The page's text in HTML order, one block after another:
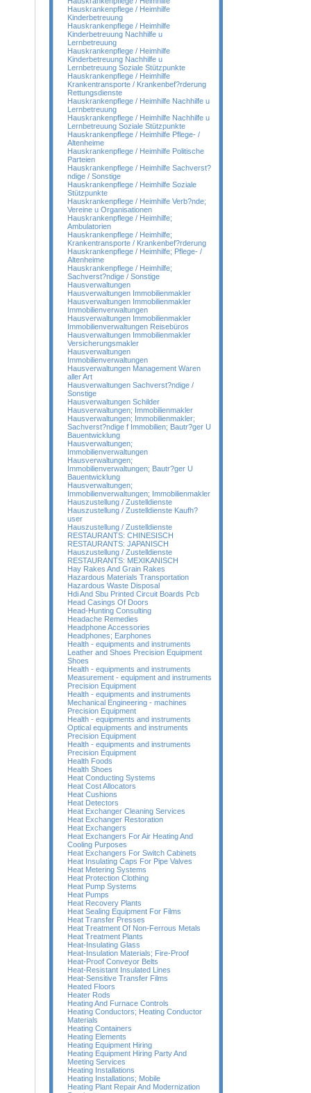
Hauskrankenpflege / Heimhilfe
Kinderbetreuung
Hauskrankenpflege / Heimhilfe
Kinderbetreuung Nachhilfe u
Lernbetreuung
Hauskrankenpflege / Heimhilfe
Kinderbetreuung Nachhilfe u
Lernbetreuung Soziale Stützpunkte
Hauskrankenpflege / Heimhilfe
Krankentransporte / Krankenbef?rderung
Rettungsdienste
Hauskrankenpflege / Heimhilfe Nachhilfe u
Lernbetreuung
Hauskrankenpflege / Heimhilfe Nachhilfe u
Lernbetreuung Soziale Stützpunkte
Hauskrankenpflege / Heimhilfe Pflege- /
Altenheime
Hauskrankenpflege / Heimhilfe Politische
Parteien
Hauskrankenpflege / Heimhilfe Sachverst?
ndige / Sonstige
Hauskrankenpflege / Heimhilfe Soziale
Stützpunkte
Hauskrankenpflege / Heimhilfe Verb?nde;
Vereine u Organisationen
Hauskrankenpflege / Heimhilfe;
Ambulatorien
Hauskrankenpflege / Heimhilfe;
Krankentransporte / Krankenbef?rderung
Hauskrankenpflege / Heimhilfe; Pflege- /
Altenheime
Hauskrankenpflege / Heimhilfe;
Sachverst?ndige / Sonstige
Hausverwaltungen
Hausverwaltungen Immobilienmakler
Hausverwaltungen Immobilienmakler
Immobilienverwaltungen
Hausverwaltungen Immobilienmakler
Immobilienverwaltungen Reisebüros
Hausverwaltungen Immobilienmakler
Versicherungsmakler
Hausverwaltungen
Immobilienverwaltungen
Hausverwaltungen Management Waren
aller Art
Hausverwaltungen Sachverst?ndige /
Sonstige
Hausverwaltungen Schilder
Hausverwaltungen; Immobilienmakler
Hausverwaltungen; Immobilienmakler;
Sachverst?ndige f Immobilien; Bautr?ger U
Bauentwicklung
Hausverwaltungen;
Immobilienverwaltungen
Hausverwaltungen;
Immobilienverwaltungen; Bautr?ger U
Bauentwicklung
Hausverwaltungen;
Immobilienverwaltungen; Immobilienmakler
Hauszustellung / Zustelldienste
Hauszustellung / Zustelldienste Kaufh?
user
Hauszustellung / Zustelldienste
RESTAURANTS: CHINESISCH
RESTAURANTS: JAPANISCH
Hauszustellung / Zustelldienste
RESTAURANTS: MEXIKANISCH
Hay Rakes And Grain Rakes
Hazardous Materials Transportation
Hazardous Waste Disposal
Hdi And Sbu Printed Circuit Boards Pcb
Head Casings Of Doors
Head-Hunting Consulting
Headache Remedies
Headphone Accessories
Headphones; Earphones
Health - equipments and instruments
Leather and Shoes Precision Equipment
Shoes
Health - equipments and instruments
Measurement - equipment and instruments
Precision Equipment
Health - equipments and instruments
Mechanical Engineering - machines
Precision Equipment
Health - equipments and instruments
Optical equipments and instruments
Precision Equipment
Health - equipments and instruments
Precision Equipment
Health Foods
Health Shoes
Heat Conducting Systems
Heat Cost Allocators
Heat Cushions
Heat Detectors
Heat Exchanger Cleaning Services
Heat Exchanger Restoration
Heat Exchangers
Heat Exchangers For Air Heating And
Cooling Purposes
Heat Exchangers For Switch Cabinets
Heat Insulating Caps For Pipe Valves
Heat Metering Systems
Heat Protection Clothing
Heat Pump Systems
Heat Pumps
Heat Recovery Plants
Heat Sealing Equipment For Films
Heat Transfer Presses
Heat Treatment Of Non-Ferrous Metals
Heat Treatment Plants
Heat-Insulating Glass
Heat-Insulation Materials; Fire-Proof
Heat-Proof Conveyor Belts
Heat-Resistant Insulated Lines
Heat-Sensitive Transfer Films
Heated Floors
Heater Rods
Heating And Furnace Controls
Heating Conductors; Heating Conductor
Materials
Heating Containers
Heating Elements
Heating Equipment Hiring
Heating Equipment Hiring Party And
Meeting Services
Heating Installations
Heating Installations; Mobile
Heating Plant Repair And Modernization